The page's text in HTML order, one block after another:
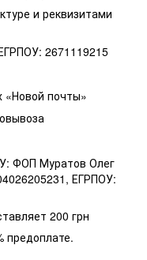
и реквизитами
2671119215
«Новой почты»
ФОП Муратов Олег
ЕГРПОУ:
200 грн
предоплате.